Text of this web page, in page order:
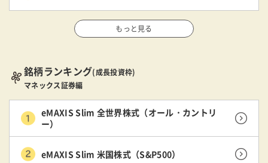
もっと見る
銘柄ランキング(成長投資枠)
マネックス証券編
eMAXIS Slim 全世界株式（オール・カントリ
ー）
eMAXIS Slim 米国株式（S&P500）